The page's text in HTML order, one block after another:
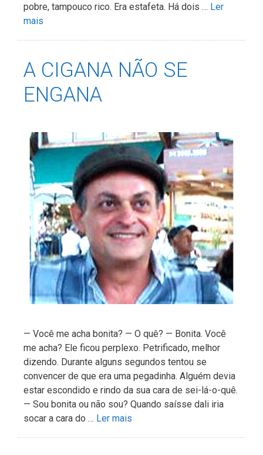
pobre, tampouco rico. Era estafeta. Há dois … Ler
mais
A CIGANA NÃO SE
ENGANA
— Você me acha bonita? — O quê? — Bonita. Você
me acha? Ele ficou perplexo. Petrificado, melhor
dizendo. Durante alguns segundos tentou se
convencer de que era uma pegadinha. Alguém devia
estar escondido e rindo da sua cara de sei-lá-o-quê.
— Sou bonita ou não sou? Quando saísse dali iria
socar a cara do … Ler mais